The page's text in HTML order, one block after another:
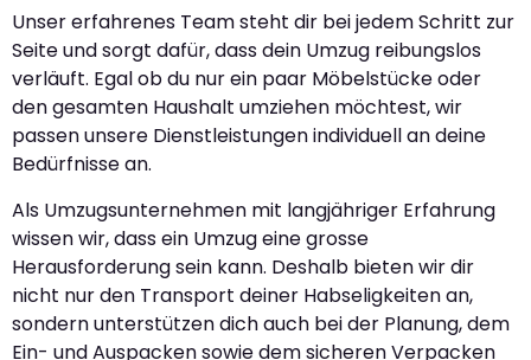
Unser erfahrenes Team steht dir bei jedem Schritt zur
Seite und sorgt dafür, dass dein Umzug reibungslos
verläuft. Egal ob du nur ein paar Möbelstücke oder
den gesamten Haushalt umziehen möchtest, wir
passen unsere Dienstleistungen individuell an deine
Bedürfnisse an.
Als Umzugsunternehmen mit langjähriger Erfahrung
wissen wir, dass ein Umzug eine grosse
Herausforderung sein kann. Deshalb bieten wir dir
nicht nur den Transport deiner Habseligkeiten an,
sondern unterstützen dich auch bei der Planung, dem
Ein- und Auspacken sowie dem sicheren Verpacken